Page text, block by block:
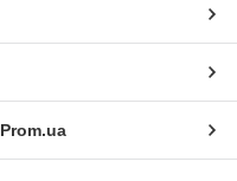
Prom.ua